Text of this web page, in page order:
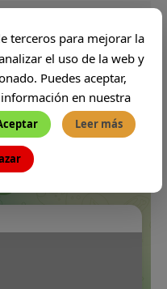
terceros para mejorar la
el uso de la web y
Puedes aceptar,
en nuestra
Leer más